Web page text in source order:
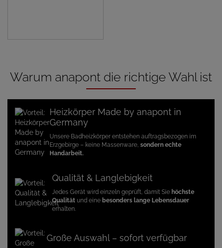
Warum anapont die richtige Wahl ist
Heizkörper Made by anapont in
Germany
Unsere Badheizkörper entstehen auftragsbezogen im
Erzgebirge – keine Massenware, sondern echte
Handarbeit.
Qualität & Langlebigkeit
Jedes Gerät wird einzeln geprüft, damit Sie höchste
Qualität und eine besonders lange Lebensdauer
erhalten.
Große Auswahl – sofort verfügbar